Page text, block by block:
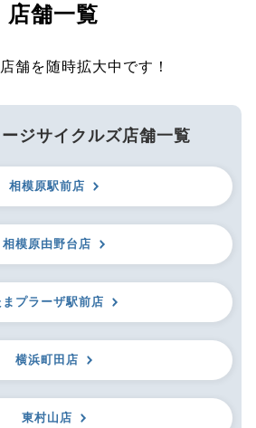
店舗一覧
舗を随時拡大中です！
ジサイクルズ店舗一覧
相模原駅前店
相模原由野台店
まプラーザ駅前店
横浜町田店
東村山店